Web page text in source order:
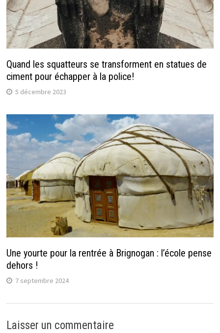
Quand les squatteurs se transforment en statues de
ciment pour échapper à la police!
5 décembre 2023
Une yourte pour la rentrée à Brignogan : l’école pense
dehors !
7 septembre 2024
Laisser un commentaire